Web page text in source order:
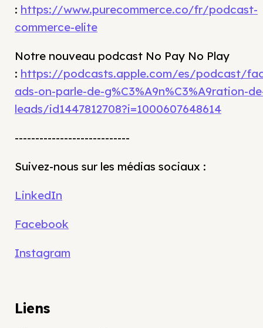
: https://www.purecommerce.co/fr/podcast-
commerce-elite
Notre nouveau podcast No Pay No Play
: https://podcasts.apple.com/es/podcast/
ads-on-parle-de-g%C3%A9n%C3%A9ration-
leads/id1447812708?i=1000607648614
----------------------------
Suivez-nous sur les médias sociaux :
LinkedIn
Facebook
Instagram
Liens